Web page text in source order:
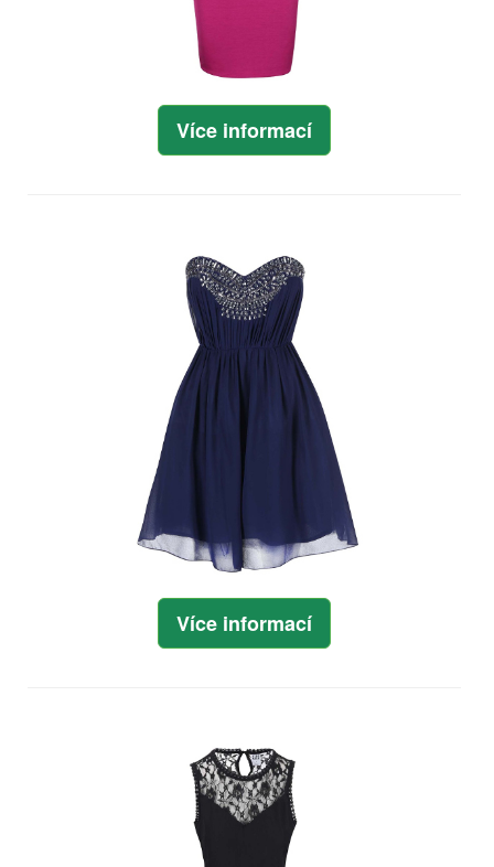
Více informací
Více informací